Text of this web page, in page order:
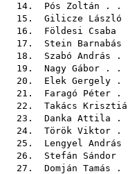
14. Pós Zoltán . .
15. Gilicze László
16. Földesi Csaba
17. Stein Barnabás
18. Szabó András .
19. Nagy Gábor . .
20. Elek Gergely .
21. Faragó Péter .
22. Takács
23. Danka Attila .
24. Török Viktor .
25. Lengyel András
26. Stefán Sándor
27. Domján Tamás .